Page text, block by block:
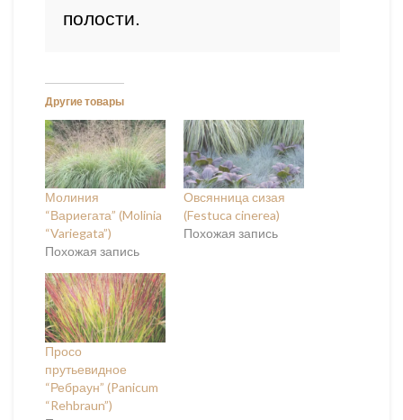
полости.
Другие товары
Молиния
“Вариегата” (Molinia
“Variegata”)
Похожая запись
Овсянница сизая
(Festuca cinerea)
Похожая запись
Просо
прутьевидное
“Ребраун” (Panicum
“Rehbraun”)